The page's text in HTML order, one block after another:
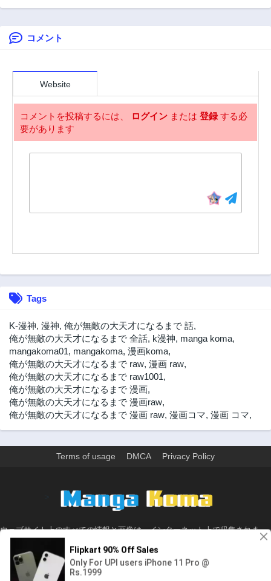
107話 106話
105話
103話
3年前 3年前
99話
89話
3年前
87話
3年前
86話
3年前
85話
3年前
84話
3年前
83話
3年前
82話
3年前
81話
3年前
80話
3年前
79話 78話
3年前
3年前
3年前 3年前
71話
助けたらどうなる
コメント
Website
コメントを投稿するには、 ログイン または 登録する必
要があります
Tags
K-漫神, 漫神, 俺が無敵の大天才になるまで 話,
俺が無敵の大天才になるまで 全話, k漫神, manga koma,
mangakoma01, mangakoma, 漫画koma,
俺が無敵の大天才になるまで raw, 漫画 raw,
俺が無敵の大天才になるまで raw1001,
俺が無敵の大天才になるまで 漫画,
俺が無敵の大天才になるまで 漫画raw,
俺が無敵の大天才になるまで 漫画 raw, 漫画コマ, 漫画 コマ,
Terms of usage DMCA Privacy Policy
ウェブサイト上のすべての情報と画像は、インターネット上で収集されま
す。 このウェブサイトの情報については、所有していないか、責任を負いま
せん。 個人や組織に影響を与える場合は、必要に応じて、すぐに検討して削
除します。